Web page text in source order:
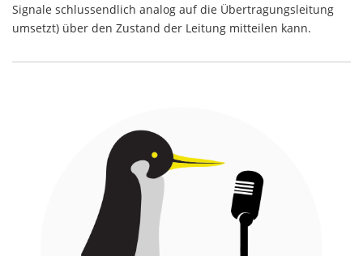
Signale schlussendlich analog auf die Übertragungsleitung
umsetzt) über den Zustand der Leitung mitteilen kann.